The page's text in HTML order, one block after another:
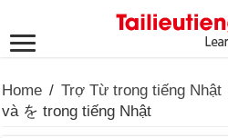
Home / Trợ Từ trong tiếng Nhật
và を trong tiếng Nhật